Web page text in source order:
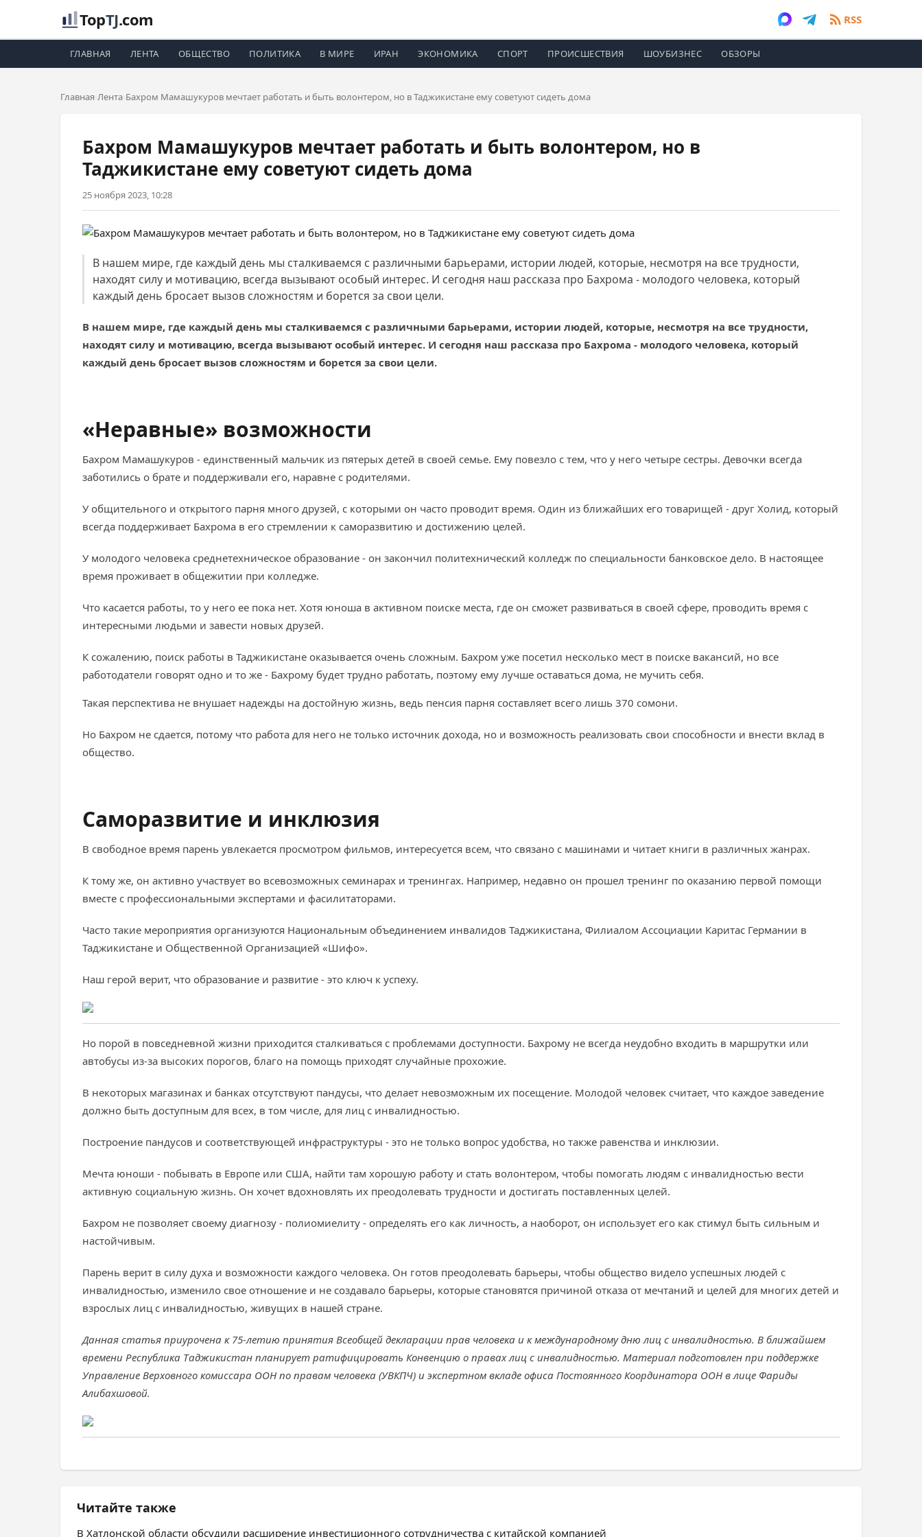
TopTJ.com RSS
ГЛАВНАЯ ЛЕНТА ОБЩЕСТВО ПОЛИТИКА В МИРЕ ИРАН ЭКОНОМИКА СПОРТ ПРОИСШЕСТВИЯ ШОУБИЗНЕС ОБЗОРЫ
Главная Лента Бахром Мамашукуров мечтает работать и быть волонтером, но в Таджикистане ему советуют сидеть дома
Бахром Мамашукуров мечтает работать и быть волонтером, но в
Таджикистане ему советуют сидеть дома
25 ноября 2023, 10:28
В нашем мире, где каждый день мы сталкиваемся с различными барьерами, истории людей, которые, несмотря на все трудности,
находят силу и мотивацию, всегда вызывают особый интерес. И сегодня наш рассказа про Бахрома - молодого человека, который
каждый день бросает вызов сложностям и борется за свои цели.
В нашем мире, где каждый день мы сталкиваемся с различными барьерами, истории людей, которые, несмотря на все трудности,
находят силу и мотивацию, всегда вызывают особый интерес. И сегодня наш рассказа про Бахрома - молодого человека, который
каждый день бросает вызов сложностям и борется за свои цели.
«Неравные» возможности
Бахром Мамашукуров - единственный мальчик из пятерых детей в своей семье. Ему повезло с тем, что у него четыре сестры. Девочки всегда
заботились о брате и поддерживали его, наравне с родителями.
У общительного и открытого парня много друзей, с которыми он часто проводит время. Один из ближайших его товарищей - друг Холид, который
всегда поддерживает Бахрома в его стремлении к саморазвитию и достижению целей.
У молодого человека среднетехническое образование - он закончил политехнический колледж по специальности банковское дело. В настоящее
время проживает в общежитии при колледже.
Что касается работы, то у него ее пока нет. Хотя юноша в активном поиске места, где он сможет развиваться в своей сфере, проводить время с
интересными людьми и завести новых друзей.
К сожалению, поиск работы в Таджикистане оказывается очень сложным. Бахром уже посетил несколько мест в поиске вакансий, но все
работодатели говорят одно и то же - Бахрому будет трудно работать, поэтому ему лучше оставаться дома, не мучить себя.
Такая перспектива не внушает надежды на достойную жизнь, ведь пенсия парня составляет всего лишь 370 сомони.
Но Бахром не сдается, потому что работа для него не только источник дохода, но и возможность реализовать свои способности и внести вклад в
общество.
Саморазвитие и инклюзия
В свободное время парень увлекается просмотром фильмов, интересуется всем, что связано с машинами и читает книги в различных жанрах.
К тому же, он активно участвует во всевозможных семинарах и тренингах. Например, недавно он прошел тренинг по оказанию первой помощи
вместе с профессиональными экспертами и фасилитаторами.
Часто такие мероприятия организуются Национальным объединением инвалидов Таджикистана, Филиалом Ассоциации Каритас Германии в
Таджикистане и Общественной Организацией «Шифо».
Наш герой верит, что образование и развитие - это ключ к успеху.
Но порой в повседневной жизни приходится сталкиваться с проблемами доступности. Бахрому не всегда неудобно входить в маршрутки или
автобусы из-за высоких порогов, благо на помощь приходят случайные прохожие.
В некоторых магазинах и банках отсутствуют пандусы, что делает невозможным их посещение. Молодой человек считает, что каждое заведение
должно быть доступным для всех, в том числе, для лиц с инвалидностью.
Построение пандусов и соответствующей инфраструктуры - это не только вопрос удобства, но также равенства и инклюзии.
Мечта юноши - побывать в Европе или США, найти там хорошую работу и стать волонтером, чтобы помогать людям с инвалидностью вести
активную социальную жизнь. Он хочет вдохновлять их преодолевать трудности и достигать поставленных целей.
Бахром не позволяет своему диагнозу - полиомиелиту - определять его как личность, а наоборот, он использует его как стимул быть сильным и
настойчивым.
Парень верит в силу духа и возможности каждого человека. Он готов преодолевать барьеры, чтобы общество видело успешных людей с
инвалидностью, изменило свое отношение и не создавало барьеры, которые становятся причиной отказа от мечтаний и целей для многих детей и
взрослых лиц с инвалидностью, живущих в нашей стране.
Данная статья приурочена к 75-летию принятия Всеобщей декларации прав человека и к международному дню лиц с инвалидностью. В ближайшем
времени Республика Таджикистан планирует ратифицировать Конвенцию о правах лиц с инвалидностью. Материал подготовлен при поддержке
Управление Верховного комиссара ООН по правам человека (УВКПЧ) и экспертном вкладе офиса Постоянного Координатора ООН в лице Фариды
Алибахшовой.
Читайте также
В Хатлонской области обсудили расширение инвестиционного сотрудничества с китайской компанией